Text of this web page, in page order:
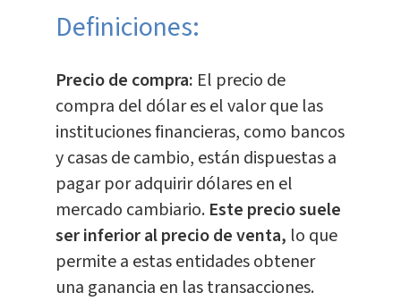
Definiciones:
Precio de compra: El precio de
compra del dólar es el valor que las
instituciones financieras, como bancos
y casas de cambio, están dispuestas a
pagar por adquirir dólares en el
mercado cambiario. Este precio suele
ser inferior al precio de venta, lo que
permite a estas entidades obtener
una ganancia en las transacciones.